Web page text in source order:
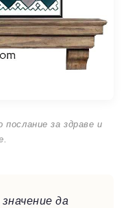
за здраве и
да